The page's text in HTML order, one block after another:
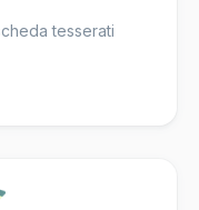
tesserati